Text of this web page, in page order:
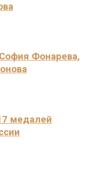
Фонарева,
медалей